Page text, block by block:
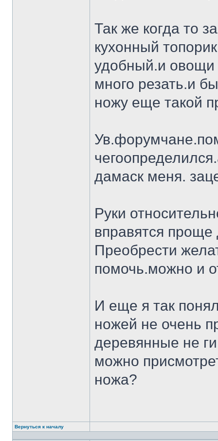
Так же когда то
кухонный
удобный.и овощи
много резать.и
ножу еще такой
дамаск меня.
Руки
вправятся
Преобрести
помочь.можно и
И еще я так
ножей не очень
деревянные не
можно
ножа?
Вернуться к началу